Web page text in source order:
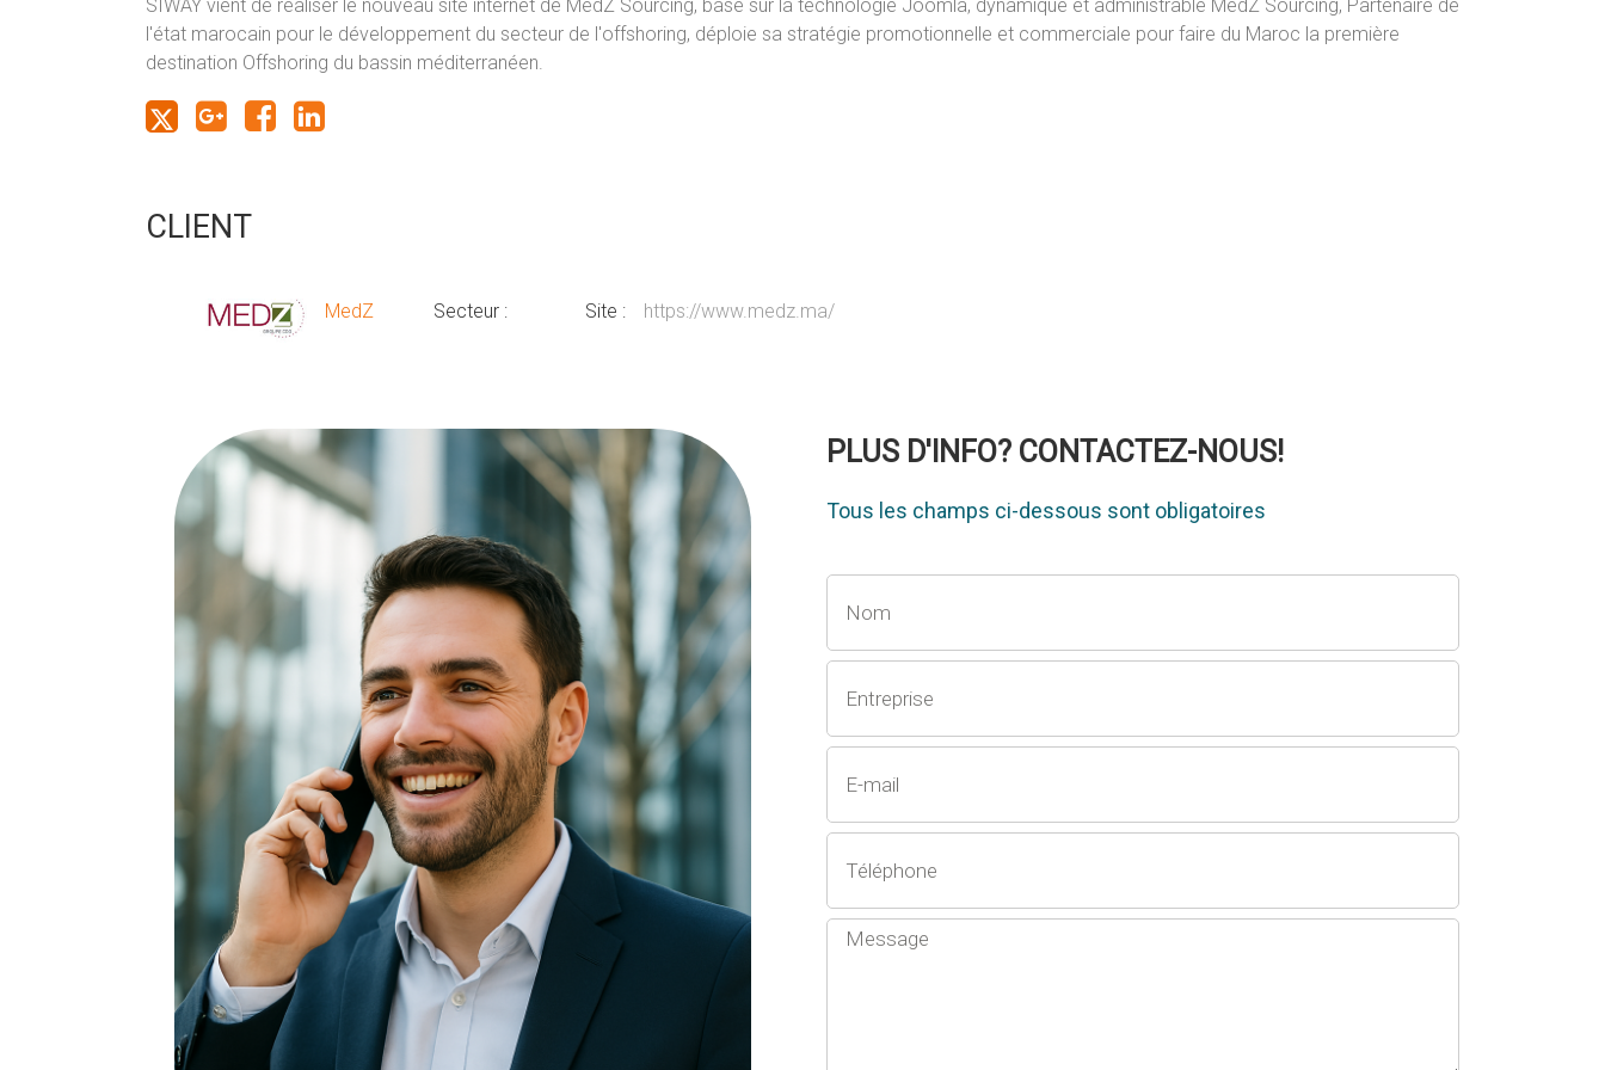
SIWAY vient de réaliser le nouveau site internet de MedZ Sourcing, basé sur la technologie Joomla, dynamique et administrable MedZ Sourcing, Partenaire de
l'état marocain pour le développement du secteur de l'offshoring, déploie sa stratégie promotionnelle et commerciale pour faire du Maroc la première
destination Offshoring du bassin méditerranéen.
CLIENT
MedZ Secteur : Site : https://www.medz.ma/
PLUS D'INFO? CONTACTEZ-NOUS!
Tous les champs ci-dessous sont obligatoires